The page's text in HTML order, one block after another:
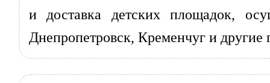
и доставка детских площадок,
Днепропетровск, Кременчуг и другие